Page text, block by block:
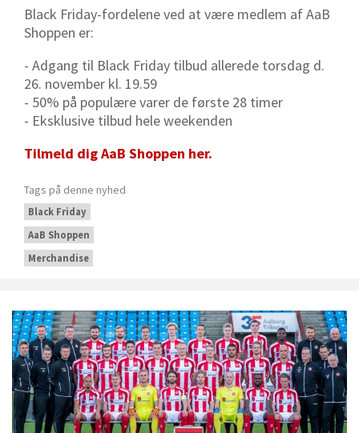
Black Friday-fordelene ved at være medlem af AaB
Shoppen er:
- Adgang til Black Friday tilbud allerede torsdag d.
26. november kl. 19.59
- 50% på populære varer de første 28 timer
- Eksklusive tilbud hele weekenden
Tilmeld dig AaB Shoppen her.
Tags på denne nyhed
Black Friday
AaB Shoppen
Merchandise